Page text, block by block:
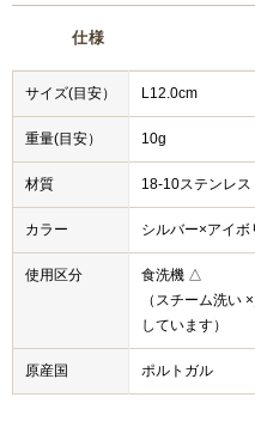
仕様
サイズ(目安） L12.0cm
重量(目安） 10g
材質 18-10ステンレス
カラー シルバー×アイボ
使用区分
食洗機 △
（スチーム洗い
しています）
原産国 ポルトガル